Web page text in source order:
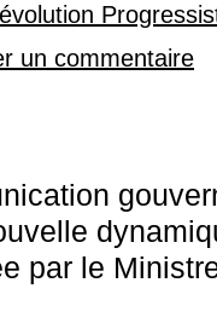
un commentaire
par le